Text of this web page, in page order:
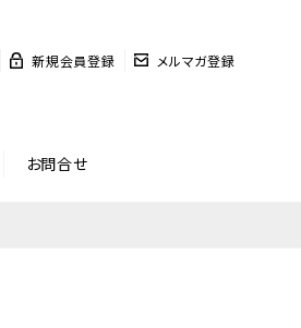
新規会員登録 メルマガ登録
お問合せ